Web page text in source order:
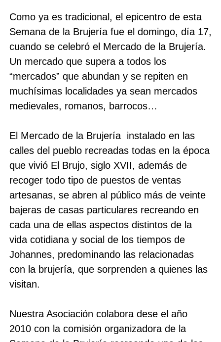
Como ya es tradicional, el epicentro de esta
Semana de la Brujería fue el domingo, día 17,
cuando se celebró el Mercado de la Brujería.
Un mercado que supera a todos los
“mercados” que abundan y se repiten en
muchísimas localidades ya sean mercados
medievales, romanos, barrocos…
El Mercado de la Brujería instalado en las
calles del pueblo recreadas todas en la época
que vivió El Brujo, siglo XVII, además de
recoger todo tipo de puestos de ventas
artesanas, se abren al público más de veinte
bajeras de casas particulares recreando en
cada una de ellas aspectos distintos de la
vida cotidiana y social de los tiempos de
Johannes, predominando las relacionadas
con la brujería, que sorprenden a quienes las
visitan.
Nuestra Asociación colabora dese el año
2010 con la comisión organizadora de la